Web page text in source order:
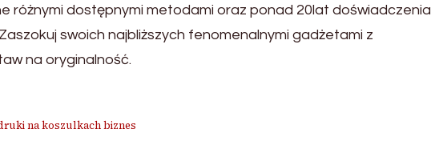
różnymi dostępnymi metodami oraz ponad 20lat doświadczenia
swoich najbliższych fenomenalnymi gadżetami z
na oryginalność.
na koszulkach biznes